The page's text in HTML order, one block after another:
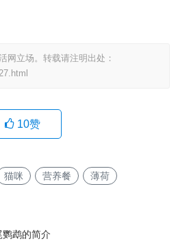
网立场。转载请注明出处：
10赞
猫咪 营养餐 薄荷
鹉的简介